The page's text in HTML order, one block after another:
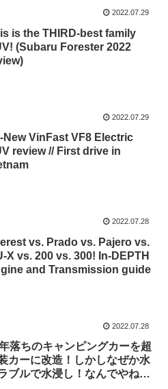
2022.07.29
is the THIRD-best family
(Subaru Forester 2022
2022.07.29
New VinFast VF8 Electric
review // First drive in
2022.07.28
vs. Prado vs. Pajero vs.
X vs. 200 vs. 300! In-DEPTH
and Transmission guide
2022.07.28
落ちのキャンピングカーを超
カーに改造！しかしなぜか水
ブルで水浸し！なんでやねー